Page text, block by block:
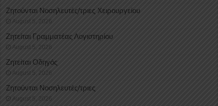
Ζητούνται Νοσηλευτές/τριες Χειρουργείου
August 5, 2026
Ζητείται Γραμματέας Λογιστηρίου
August 5, 2026
Ζητείται Οδηγός
August 5, 2026
Ζητούνται Νοσηλευτές/τριες
August 5, 2026